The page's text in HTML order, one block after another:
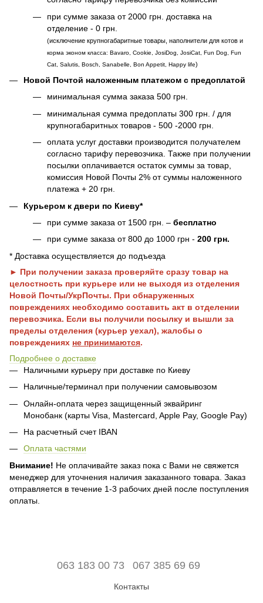
при сумме заказа от 2000 грн. доставка на
отделение - 0 грн.
(исключение крупногабаритные товары, наполнители для котов и
корма эконом класса: Bavaro, Cookie, JosiDog, JosiCat, Fun Dog, Fun
Cat, Salutis, Bosch, Sanabelle, Bon Appetit, Happy life)
Новой Почтой наложенным платежом с предоплатой
минимальная сумма заказа 500 грн.
минимальная сумма предоплаты 300 грн. / для
крупногабаритных товаров - 500 -2000 грн.
оплата услуг доставки производится получателем
согласно тарифу перевозчика. Также при получении
посылки оплачивается остаток суммы за товар,
комиссия Новой Почты 2% от суммы наложенного
платежа + 20 грн.
Курьером к двери по Киеву*
при сумме заказа от 1500 грн. – бесплатно
при сумме заказа от 800 до 1000 грн - 200 грн.
* Доставка осуществляется до подъезда
► При получении заказа проверяйте сразу товар на
целостность при курьере или не выходя из отделения
Новой Почты/УкрПочты. При обнаруженных
повреждениях необходимо составить акт в отделении
перевозчика. Если вы получили посылку и вышли за
пределы отделения (курьер уехал), жалобы о
повреждениях не принимаются.
Подробнее о доставке
Наличными курьеру при доставке по Киеву
Наличные/терминал при получении самовывозом
Онлайн-оплата через защищенный эквайринг
Монобанк (карты Visa, Mastercard, Apple Pay, Google Pay)
На расчетный счет IBAN
Оплата частями
Внимание! Не оплачивайте заказ пока с Вами не свяжется
менеджер для уточнения наличия заказанного товара. Заказ
отправляется в течение 1-3 рабочих дней после поступления
оплаты.
063 183 00 73 067 385 69 69
Контакты